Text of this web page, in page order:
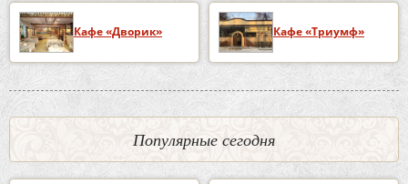
Кафе «Дворик» Кафе «Триумф»
Популярные сегодня